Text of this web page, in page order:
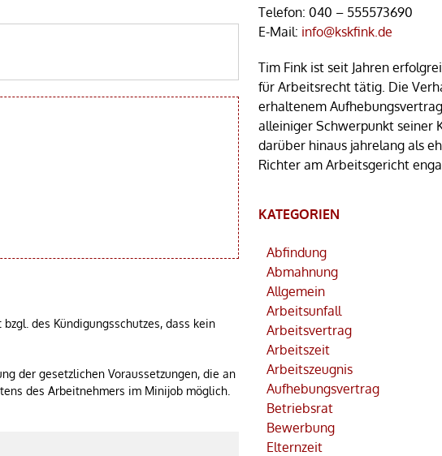
bzgl. des Kündigungsschutzes, dass kein
der gesetzlichen Voraussetzungen, die an
des Arbeitnehmers im Minijob möglich.
Telefon:040 – 555573690
E-Mail: info@kskfink.de
Tim Fink ist seit Jahren
für Arbeitsrecht tätig. Die
erhaltenem
alleiniger Schwerpunkt seiner
darüber hinaus jahrelang als
Richter am Arbeitsgericht
KATEGORIEN
Abfindung
Abmahnung
Allgemein
Arbeitsunfall
Arbeitsvertrag
Arbeitszeit
Arbeitszeugnis
Aufhebungsvertrag
Betriebsrat
Bewerbung
Elternzeit